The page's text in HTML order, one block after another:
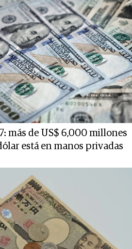
más de US$ 6,000 millones
está en manos privadas